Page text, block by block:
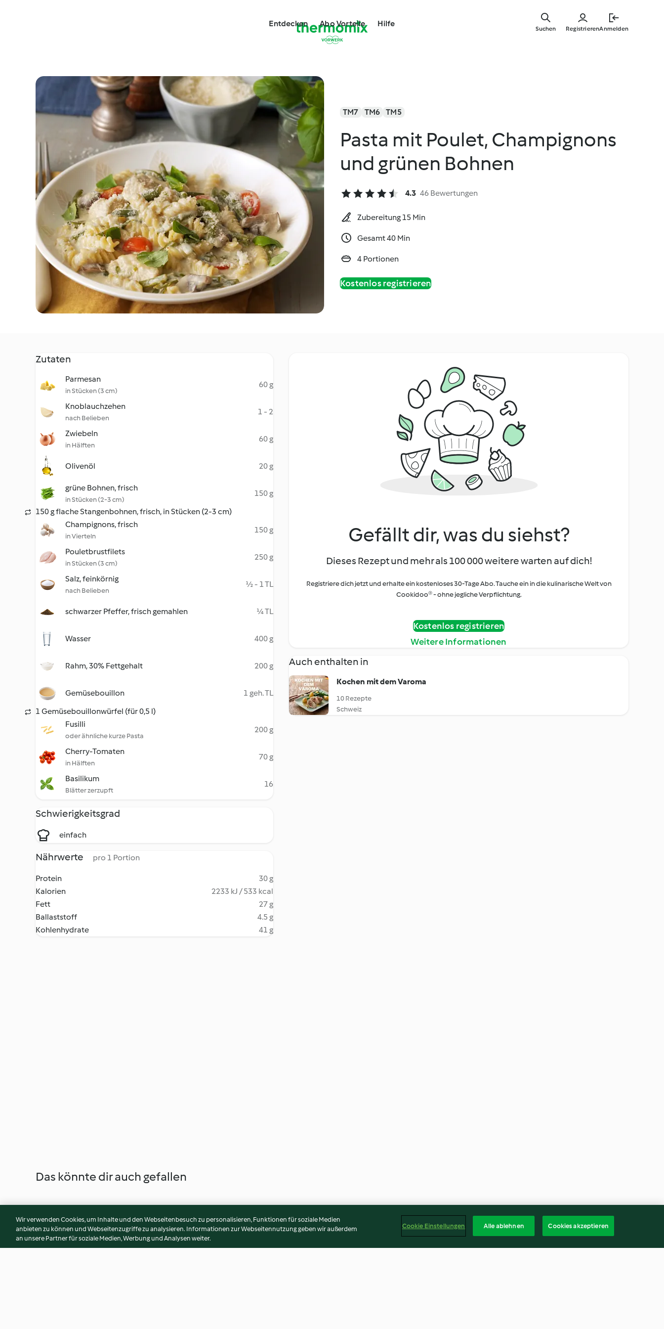
springen
Entdecken Abo Vorteile Hilfe
RegistrierenAnmelden
Suchen
TM7 TM6 TM5
Pasta mit Poulet, Champignons
und grünen Bohnen
4.3 46 Bewertungen
Zubereitung 15 Min
Gesamt 40 Min
4 Portionen
Kostenlos registrieren
Zutaten
Parmesan
in Stücken (3 cm)
60 g
Knoblauchzehen
nach Belieben
1 - 2
Zwiebeln
in Hälften
60 g
Olivenöl 20 g
grüne Bohnen, frisch
in Stücken (2-3 cm)
150 g
150 g flache Stangenbohnen, frisch, in Stücken (2-3 cm)
Champignons, frisch
in Vierteln
150 g
Pouletbrustfilets
in Stücken (3 cm)
250 g
Salz, feinkörnig
nach Belieben
½ - 1 TL
schwarzer Pfeffer, frisch gemahlen ¼ TL
Wasser 400 g
Rahm, 30% Fettgehalt 200 g
Gemüsebouillon
1 geh. TL
1 Gemüsebouillonwürfel (für 0,5 l)
Fusilli
oder ähnliche kurze Pasta
200 g
Cherry-Tomaten
in Hälften
70 g
Basilikum
Blätter zerzupft
16
Schwierigkeitsgrad
einfach
Nährwerte pro 1 Portion
Protein
30 g
Kalorien
2233 kJ / 533 kcal
Fett
27 g
Ballaststoff
4.5 g
Kohlenhydrate
41 g
Gefällt dir, was du siehst?
Dieses Rezept und mehr als 100 000 weitere warten auf dich!
Registriere dich jetzt und erhalte ein kostenloses 30-Tage Abo. Tauche ein in die kulinarische Welt von
Cookidoo® - ohne jegliche Verpflichtung.
Kostenlos registrieren
Weitere Informationen
Auch enthalten in
Kochen mit dem Varoma
10 Rezepte
Schweiz
Das könnte dir auch gefallen
Wir verwenden Cookies, um Inhalte und den Webseitenbesuch zu personalisieren, Funktionen für soziale Medien
anbieten zu können und Webseitenzugriffe zu analysieren. Informationen zur Webseitennutzung geben wir außerdem
an unsere Partner für soziale Medien, Werbung und Analysen weiter.
Cookie Einstellungen Alle ablehnen Cookies akzeptieren